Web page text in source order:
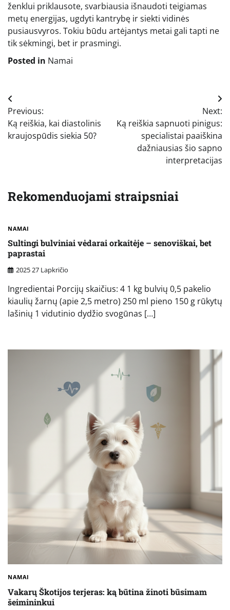
ženklui priklausote, svarbiausia išnaudoti teigiamas
metų energijas, ugdyti kantrybę ir siekti vidinės
pusiausvyros. Tokiu būdu artėjantys metai gali tapti ne
tik sėkmingi, bet ir prasmingi.
Posted in Namai
Navigacija
tarp
įrašų
Previous:
Ką reiškia, kai diastolinis
kraujospūdis siekia 50?
Next:
Ką reiškia sapnuoti pinigus:
specialistai paaiškina
dažniausias šio sapno
interpretacijas
Rekomenduojami straipsniai
NAMAI
Sultingi bulviniai vėdarai orkaitėje – senoviškai, bet
paprastai
2025 27 Lapkričio
Ingredientai Porcijų skaičius: 4 1 kg bulvių 0,5 pakelio
kiaulių žarnų (apie 2,5 metro) 250 ml pieno 150 g rūkytų
lašinių 1 vidutinio dydžio svogūnas […]
NAMAI
Vakarų Škotijos terjeras: ką būtina žinoti būsimam
šeimininkui